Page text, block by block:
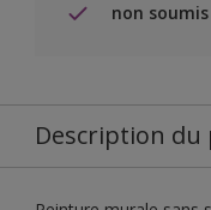
non
Description